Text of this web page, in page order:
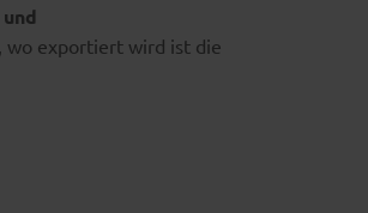
wo exportiert wird ist die